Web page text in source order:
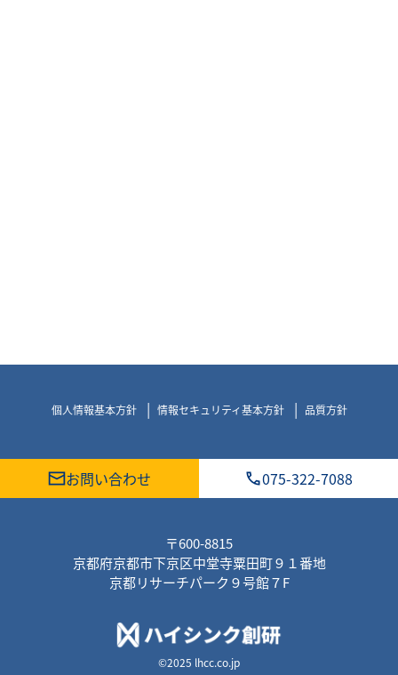
個人情報基本方針 情報セキュリティ基本方針 品質方針
お問い合わせ 075-322-7088
〒600-8815
京都府京都市下京区中堂寺粟田町９１番地
京都リサーチパーク９号館７F
©2025 lhcc.co.jp